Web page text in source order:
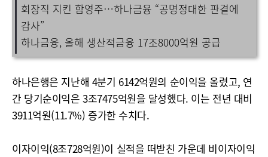
회장직 지킨 함영주…하나금융 “공명정대한 판결에
감사”
하나금융, 올해 생산적금융 17조8000억원 공급
하나은행은 지난해 4분기 6142억원의 순이익을 올렸고, 연
간 당기순이익은 3조7475억원을 달성했다. 이는 전년 대비
3911억원(11.7%) 증가한 수치다.
이자이익(8조728억원)이 실적을 떠받친 가운데 비이자이익